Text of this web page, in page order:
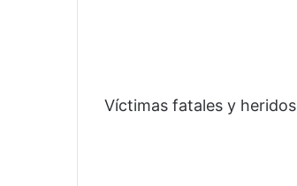
Víctimas fatales y heridos